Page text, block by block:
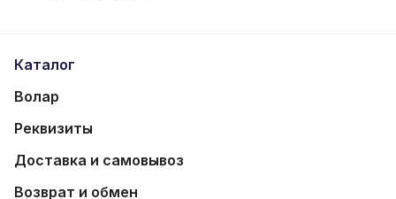
Каталог
Волар
Реквизиты
Доставка и самовывоз
Возврат и обмен